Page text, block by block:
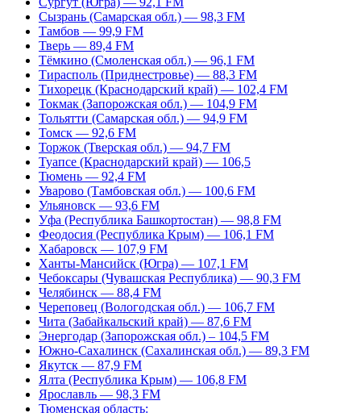
Сызрань (Самарская обл.) — 98,3 FM
Тамбов — 99,9 FM
Тверь — 89,4 FM
Тёмкино (Смоленская обл.) — 96,1 FM
Тирасполь (Приднестровье) — 88,3 FM
Тихорецк (Краснодарский край) — 102,4 FM
Токмак (Запорожская обл.) — 104,9 FM
Тольятти (Самарская обл.) — 94,9 FM
Томск — 92,6 FM
Торжок (Тверская обл.) — 94,7 FM
Туапсе (Краснодарский край) — 106,5
Тюмень — 92,4 FM
Уварово (Тамбовская обл.) — 100,6 FM
Ульяновск — 93,6 FM
Уфа (Республика Башкортостан) — 98,8 FM
Феодосия (Республика Крым) — 106,1 FM
Хабаровск — 107,9 FM
Ханты-Мансийск (Югра) — 107,1 FM
Чебоксары (Чувашская Республика) — 90,3 FM
Челябинск — 88,4 FM
Череповец (Вологодская обл.) — 106,7 FM
Чита (Забайкальский край) — 87,6 FM
Энергодар (Запорожская обл.) – 104,5 FM
Южно-Сахалинск (Сахалинская обл.) — 89,3 FM
Якутск — 87,9 FM
Ялта (Республика Крым) — 106,8 FM
Ярославль — 98,3 FM
Тюменская область: